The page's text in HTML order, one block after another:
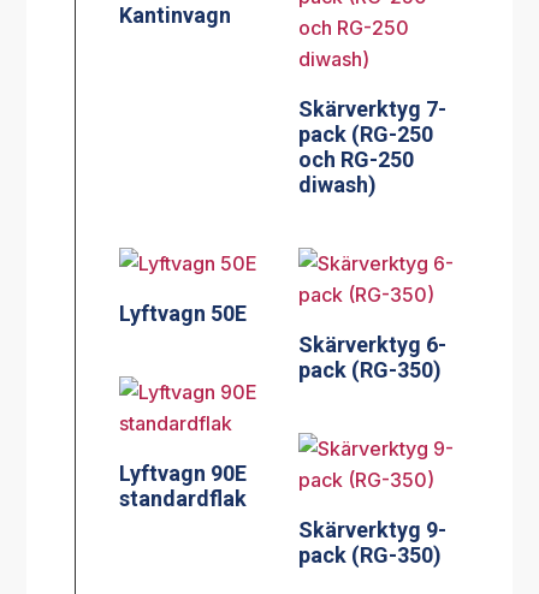
Kantinvagn
Skärverktyg 7-
pack (RG-250
och RG-250
diwash)
Lyftvagn 50E
Skärverktyg 6-
pack (RG-350)
Lyftvagn 90E
standardflak
Skärverktyg 9-
pack (RG-350)